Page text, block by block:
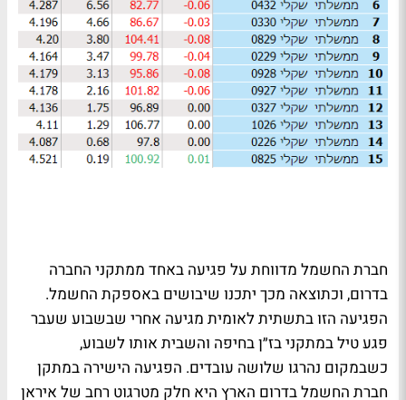
חברת החשמל מדווחת על פגיעה באחד ממתקני החברה
בדרום, וכתוצאה מכך יתכנו שיבושים באספקת החשמל.
הפגיעה הזו בתשתית לאומית מגיעה אחרי שבשבוע שעבר
פגע טיל במתקני בז״ן בחיפה והשבית אותו לשבוע,
כשבמקום נהרגו שלושה עובדים. הפגיעה הישירה במתקן
חברת החשמל בדרום הארץ היא חלק מטרגוט רחב של איראן